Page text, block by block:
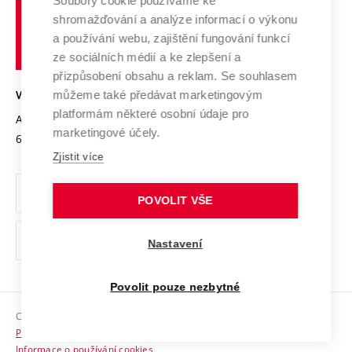
Výzkumné infrastruktury
Transfer znalostí
Open Science
Projekty
Projekty ze strukturálních fondů
Specifický výzkum
Mezinárodní dohody
Univerzitní sítě
Udržitelná univerzita
Podnikavá univerzita / ContriBUTe
Bezpečná univerzita
Vyznamenání
Organizační struktura
Ochrana osobních údajů
odkaz)
Sociální bezpečí
HR Award
učení
technické
Brně
VYSOKÉ UČENÍ TECHNICKÉ V BRNĚ
Antonínská 548/1
602 00 Brno
www.vut.cz
vut@vutbr.cz
Copyright © 2026 VUT
Prohlášení o přístupnosti
Informace o používání cookies
shromažďování a analýze informací o výkonu
a používání webu, zajištění fungování funkcí
ze sociálních médií a ke zlepšení a
přizpůsobení obsahu a reklam. Se souhlasem
můžeme také předávat marketingovým
platformám některé osobní údaje pro
marketingové účely.
Zjistit více
POVOLIT VŠE
Nastavení
Povolit pouze nezbytné